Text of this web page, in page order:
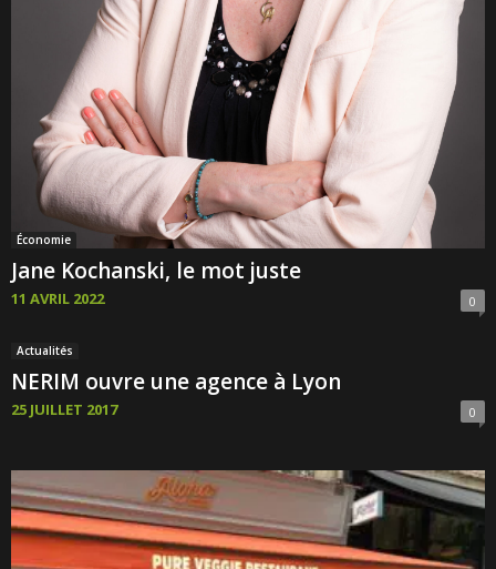
Économie
Jane Kochanski, le mot juste
11 AVRIL 2022 0
Actualités
NERIM ouvre une agence à Lyon
25 JUILLET 2017 0